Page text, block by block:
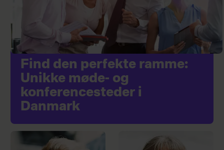
Find den perfekte ramme:
Unikke møde- og
konferencesteder i
Danmark